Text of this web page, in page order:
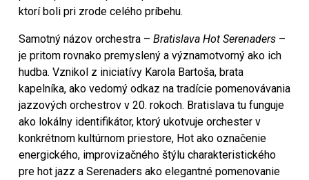
ktorí boli pri zrode celého príbehu.
Samotný názov orchestra – Bratislava Hot Serenaders –
je pritom rovnako premyslený a významotvorný ako ich
hudba. Vznikol z iniciatívy Karola Bartoša, brata
kapelníka, ako vedomý odkaz na tradície pomenovávania
jazzových orchestrov v 20. rokoch. Bratislava tu funguje
ako lokálny identifikátor, ktorý ukotvuje orchester v
konkrétnom kultúrnom priestore, Hot ako označenie
energického, improvizačného štýlu charakteristického
pre hot jazz a Serenaders ako elegantné pomenovanie